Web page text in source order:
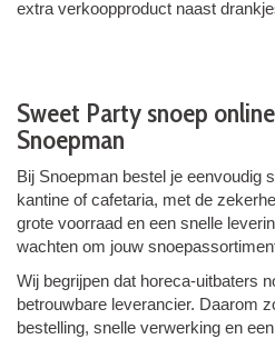
extra verkoopproduct naast
Sweet Party snoep
Snoepman
Bij Snoepman bestel je eenvoudig
kantine of cafetaria, met de
grote voorraad en een snelle
wachten om jouw
Wij begrijpen dat horeca-uitbaters
betrouwbare leverancier. Daarom
bestelling, snelle verwerking en